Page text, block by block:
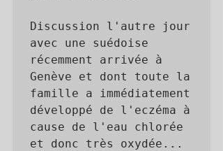
Discussion l'autre jour
avec une suédoise
récemment arrivée à
Genève et dont toute la
famille a immédiatement
développé de l'eczéma à
cause de l'eau chlorée
et donc très oxydée...